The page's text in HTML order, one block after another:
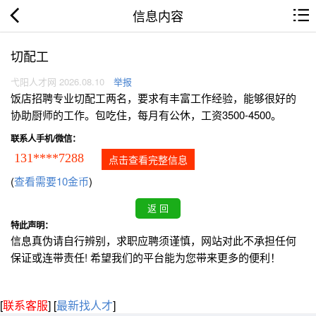
信息内容
切配工
弋阳人才网 2026.08.10 举报
饭店招聘专业切配工两名，要求有丰富工作经验，能够很好的
协助厨师的工作。包吃住，每月有公休，工资3500-4500。
联系人手机/微信：
131****7288 点击查看完整信息
(查看需要10金币)
特此声明：
信息真伪请自行辨别，求职应聘须谨慎，网站对此不承担任何
保证或连带责任! 希望我们的平台能为您带来更多的便利！
[联系客服] [最新找人才]